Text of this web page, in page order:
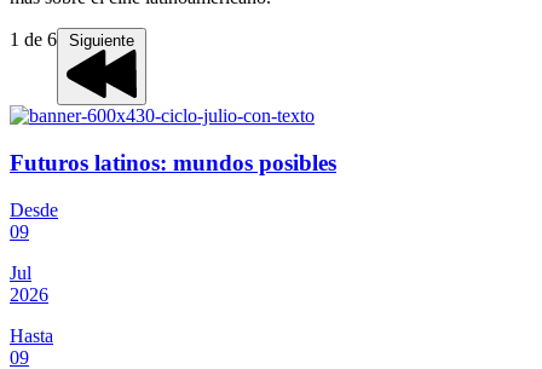
1 de 6
Futuros latinos: mundos posibles
Desde
09
Jul
2026
Hasta
09